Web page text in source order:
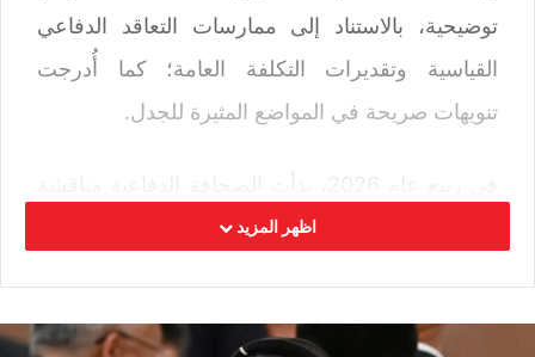
توضيحية، بالاستناد إلى ممارسات التعاقد الدفاعي
القياسية وتقديرات التكلفة العامة؛ كما أُدرجت
تنويهات صريحة في المواضع المثيرة للجدل.
اتفاقية إطارية بين البنتاغون وشركة لوكهيد مارتن
اظهر المزيد